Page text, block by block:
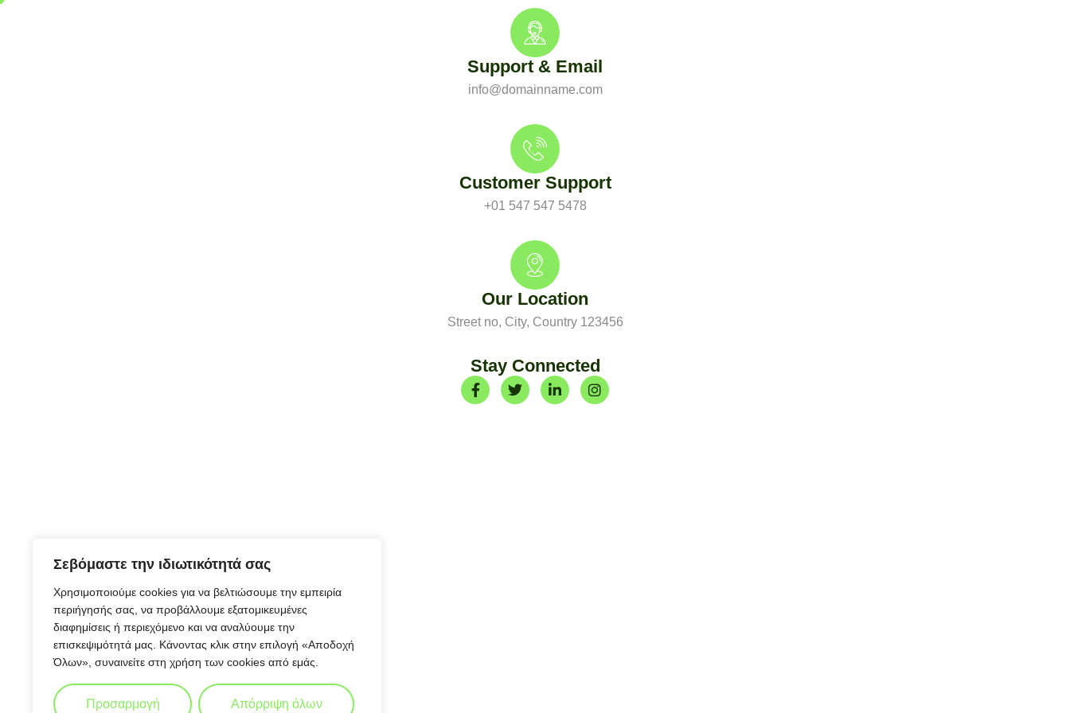
Σεβόμαστε την ιδιωτικότητά σας
Χρησιμοποιούμε cookies για να βελτιώσουμε την εμπειρία
περιήγησής σας, να προβάλλουμε εξατομικευμένες
διαφημίσεις ή περιεχόμενο και να αναλύουμε την
επισκεψιμότητά μας. Κάνοντας κλικ στην επιλογή «Αποδοχή
Όλων», συναινείτε στη χρήση των cookies από εμάς.
Προσαρμογή Απόρριψη όλων
Support & Email
info@domainname.com
Customer Support
+01 547 547 5478
Our Location
Street no, City, Country 123456
Stay Connected